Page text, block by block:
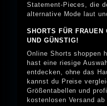
Statement-Pieces, die
alternative Mode laut
SHORTS FÜR
UND GÜNSTIG!
Online Shorts shoppen
hast eine riesige
entdecken, ohne das
kannst du Preise
Größentabellen und
kostenlosen Versand